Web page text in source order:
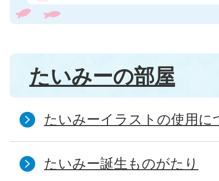
たいみーの部屋
たいみーイラストの使用に
たいみー誕生ものがたり